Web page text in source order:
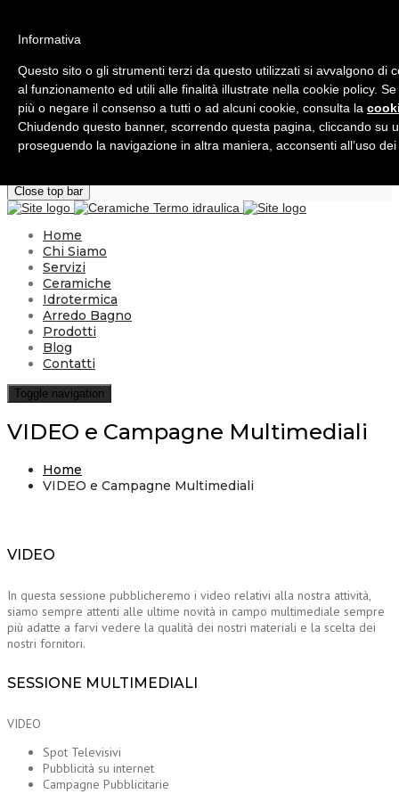
×
Lun - Ven: 8:00 - 12:30 - 15:30 - 19:00
+ 39 0962 51716
Close top bar
Home
Chi Siamo
Servizi
Ceramiche
Idrotermica
Arredo Bagno
Prodotti
Blog
Contatti
Toggle navigation
VIDEO e Campagne Multimediali
Home
VIDEO e Campagne Multimediali
VIDEO
In questa sessione pubblicheremo i video relativi alla nostra attività,
siamo sempre attenti alle ultime novità in campo multimediale sempre
più adatte a farvi vedere la qualità dei nostri materiali e la scelta dei
nostri fornitori.
SESSIONE MULTIMEDIALI
VIDEO
Spot Televisivi
Pubblicità su internet
Campagne Pubblicitarie
Informativa
Questo sito o gli strumenti terzi da questo utilizzati si avvalgono di
al funzionamento ed utili alle finalità illustrate nella cookie policy.
più o negare il consenso a tutti o ad alcuni cookie, consulta la
Chiudendo questo banner, scorrendo questa pagina, cliccando su
proseguendo la navigazione in altra maniera, acconsenti all’uso